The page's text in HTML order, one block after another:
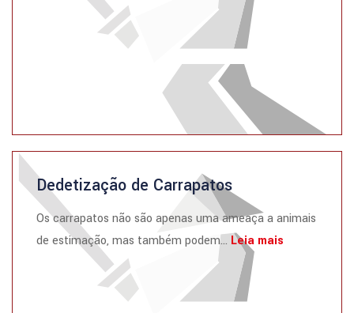
Dedetização de Carrapatos
Os carrapatos não são apenas uma ameaça a animais
de estimação, mas também podem... Leia mais